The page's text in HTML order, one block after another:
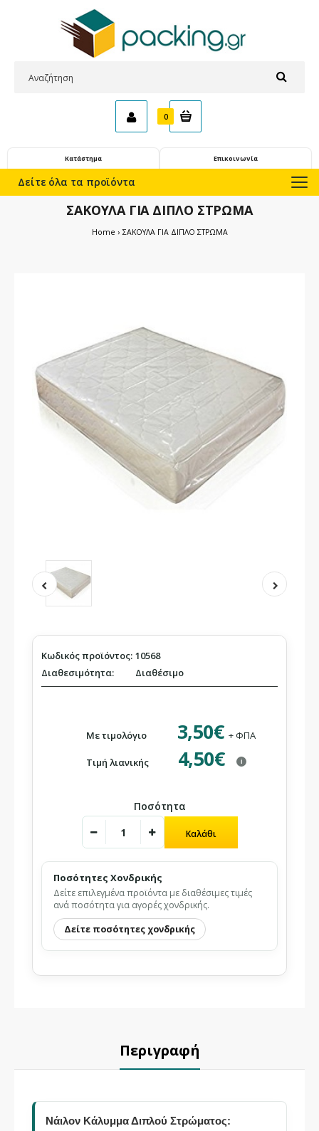
0
Κατάστημα Επικοινωνία
Δείτε όλα τα προϊόντα
ΣΑΚΟΥΛΑ ΓΙΑ ΔΙΠΛΟ ΣΤΡΩΜΑ
Home ΣΑΚΟΥΛΑ ΓΙΑ ΔΙΠΛΟ ΣΤΡΩΜΑ
Κωδικός προϊόντος: 10568
Διαθεσιμότητα:
Διαθέσιμο
Με τιμολόγιο 3,50€ + ΦΠΑ
Τιμή λιανικής 4,50€ i
Ποσότητα
Ποσότητες Χονδρικής
Δείτε επιλεγμένα προϊόντα με διαθέσιμες τιμές
ανά ποσότητα για αγορές χονδρικής.
Δείτε ποσότητες χονδρικής
Περιγραφή
Νάιλον Κάλυμμα Διπλού Στρώματος: